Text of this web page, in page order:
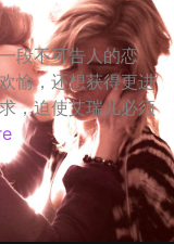
段不可告人的恋
愉，还想获得更进
，迫使艾瑞儿必须